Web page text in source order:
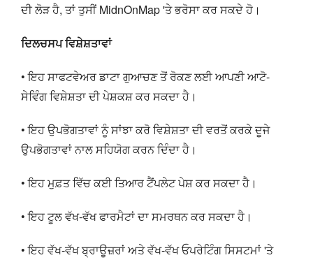
ਦੀ ਲੋੜ ਹੈ, ਤਾਂ ਤੁਸੀਂ MidnOnMap 'ਤੇ ਭਰੋਸਾ ਕਰ ਸਕਦੇ ਹੋ।
ਦਿਲਚਸਪ ਵਿਸ਼ੇਸ਼ਤਾਵਾਂ
• ਇਹ ਸਾਫਟਵੇਅਰ ਡਾਟਾ ਗੁਆਚਣ ਤੋਂ ਰੋਕਣ ਲਈ ਆਪਣੀ ਆਟੋ-
ਸੇਵਿੰਗ ਵਿਸ਼ੇਸ਼ਤਾ ਦੀ ਪੇਸ਼ਕਸ਼ ਕਰ ਸਕਦਾ ਹੈ।
• ਇਹ ਉਪਭੋਗਤਾਵਾਂ ਨੂੰ ਸਾਂਝਾ ਕਰੋ ਵਿਸ਼ੇਸ਼ਤਾ ਦੀ ਵਰਤੋਂ ਕਰਕੇ ਦੂਜੇ
ਉਪਭੋਗਤਾਵਾਂ ਨਾਲ ਸਹਿਯੋਗ ਕਰਨ ਦਿੰਦਾ ਹੈ।
• ਇਹ ਮੁਫ਼ਤ ਵਿੱਚ ਕਈ ਤਿਆਰ ਟੈਂਪਲੇਟ ਪੇਸ਼ ਕਰ ਸਕਦਾ ਹੈ।
• ਇਹ ਟੂਲ ਵੱਖ-ਵੱਖ ਫਾਰਮੈਟਾਂ ਦਾ ਸਮਰਥਨ ਕਰ ਸਕਦਾ ਹੈ।
• ਇਹ ਵੱਖ-ਵੱਖ ਬ੍ਰਾਊਜ਼ਰਾਂ ਅਤੇ ਵੱਖ-ਵੱਖ ਓਪਰੇਟਿੰਗ ਸਿਸਟਮਾਂ 'ਤੇ